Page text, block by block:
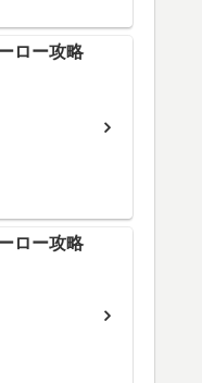
ロー攻略
ロー攻略